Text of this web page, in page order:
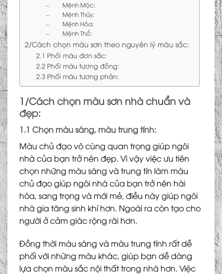
– Mệnh Mộc:
– Mệnh Thủy:
– Mệnh Hỏa:
– Mệnh Thổ:
2/Cách chọn màu sơn theo nguyên lý màu sắc:
2.1 Phối màu đơn sắc:
2.2 Phối màu tương đồng:
2.3 Phối màu tương phản:
1/Cách chọn màu sơn nhà chuẩn và
đẹp:
1.1 Chọn màu sáng, màu trung tính:
Màu chủ đạo vô cùng quan trọng giúp ngôi
nhà của bạn trở nên đẹp. Vì vậy việc ưu tiên
chọn những màu sáng và trung tín làm màu
chủ đạo giúp ngôi nhà của bạn trở nên hài
hòa, sang trọng và mới mẻ, điều này giúp ngôi
nhà gia tăng sinh khí hơn. Ngoài ra còn tạo cho
người ở cảm giác rộng rãi hơn.
Đồng thời màu sáng và màu trung tính rất dễ
phối với những màu khác, giúp bạn dễ dàng
lựa chọn màu sắc nội thất trong nhà hơn. Việc